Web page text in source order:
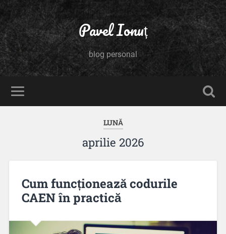
Pavel Ionuț
blog personal
LUNĂ
aprilie 2026
Cum funcționează codurile
CAEN în practică